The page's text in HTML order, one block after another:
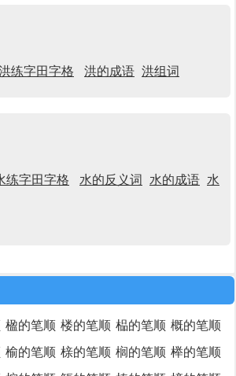
练字田字格 洪的成语 洪组词
练字田字格 水的反义词 水的成语 水
楹的笔顺 楼的笔顺 榀的笔顺 概的笔顺
榆的笔顺 榇的笔顺 榈的笔顺 榉的笔顺